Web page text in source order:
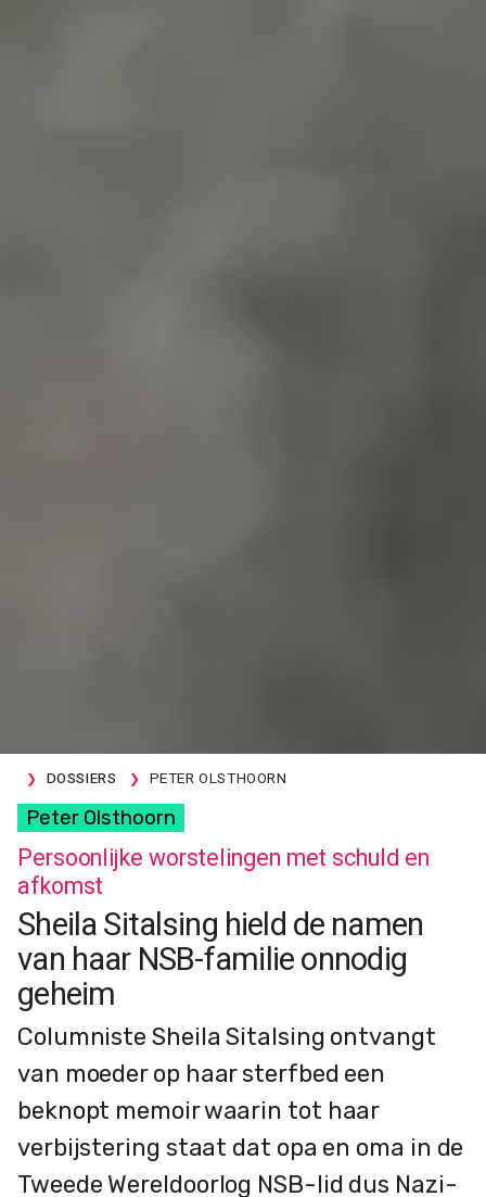
DOSSIERS PETER OLSTHOORN
Peter Olsthoorn
Persoonlijke worstelingen met schuld en
afkomst
Sheila Sitalsing hield de namen
van haar NSB-familie onnodig
geheim
Columniste Sheila Sitalsing ontvangt
van moeder op haar sterfbed een
beknopt memoir waarin tot haar
verbijstering staat dat opa en oma in de
Tweede Wereldoorlog NSB-lid dus Nazi-